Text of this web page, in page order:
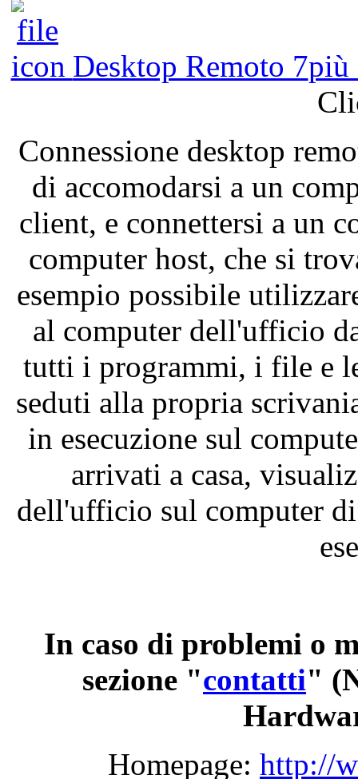
Desktop Remoto 7più
Connessione desktop
di accomodarsi a un
client, e connettersi a un
computer host, che si
esempio possibile
al computer dell'ufficio
tutti i programmi, i file e
seduti alla propria
in esecuzione sul
arrivati a casa,
dell'ufficio sul computer di
In caso di problemi o
sezione "contatti"
Homepage: http://